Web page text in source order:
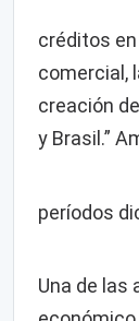
créditos
comercial,
creación
y Brasil.”
períodos
Una de las